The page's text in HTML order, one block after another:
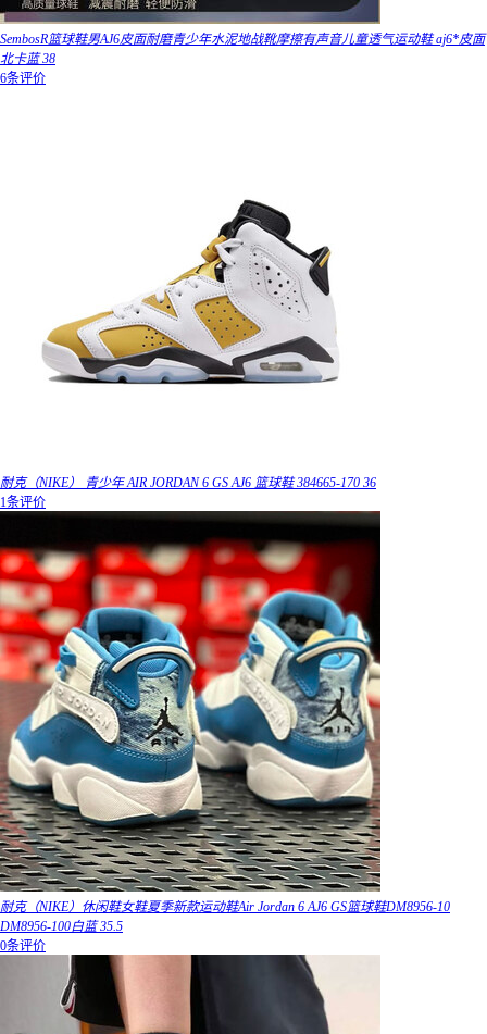
SembosR篮球鞋男AJ6皮面耐磨青少年水泥地战靴摩擦有声音儿童透气运动鞋 aj6*皮面
北卡蓝 38
6条评价
耐克（NIKE） 青少年 AIR JORDAN 6 GS AJ6 篮球鞋 384665-170 36
1条评价
耐克（NIKE）休闲鞋女鞋夏季新款运动鞋Air Jordan 6 AJ6 GS篮球鞋DM8956-10
DM8956-100白蓝 35.5
0条评价